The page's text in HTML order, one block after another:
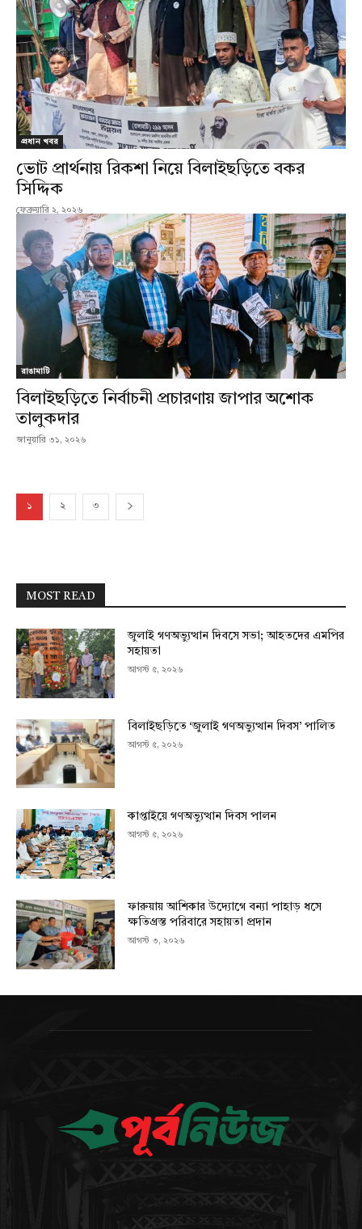
প্রধান খবর
ভোট প্রার্থনায় রিকশা নিয়ে বিলাইছড়িতে বকর
সিদ্দিক
ফেব্রুয়ারি ২, ২০২৬
রাঙামাটি
বিলাইছড়িতে নির্বাচনী প্রচারণায় জাপার অশোক
তালুকদার
জানুয়ারি ৩১, ২০২৬
১ ২ ৩
MOST READ
জুলাই গণঅভ্যুত্থান দিবসে সভা; আহতদের এমপির
সহায়তা
আগস্ট ৫, ২০২৬
বিলাইছড়িতে ‘জুলাই গণঅভ্যুত্থান দিবস’ পালিত
আগস্ট ৫, ২০২৬
কাপ্তাইয়ে গণঅভ্যুত্থান দিবস পালন
আগস্ট ৫, ২০২৬
ফারুয়ায় আশিকার উদ্যোগে বন্যা পাহাড় ধসে
ক্ষতিগ্রস্ত পরিবারে সহায়তা প্রদান
আগস্ট ৩, ২০২৬